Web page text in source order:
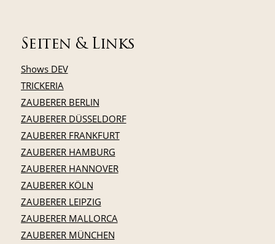
Seiten & Links
Shows DEV
TRICKERIA
ZAUBERER BERLIN
ZAUBERER DÜSSELDORF
ZAUBERER FRANKFURT
ZAUBERER HAMBURG
ZAUBERER HANNOVER
ZAUBERER KÖLN
ZAUBERER LEIPZIG
ZAUBERER MALLORCA
ZAUBERER MÜNCHEN